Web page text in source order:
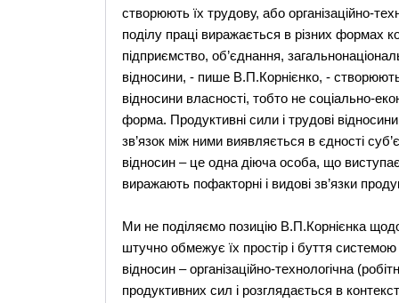
створюють їх трудову, або організаційно-
поділу праці виражається в різних формах
підприємство, об’єднання,
відносини, - пише В.П.Корнієнко, -
відносини власності, тобто не соціально-
форма. Продуктивні сили і трудові
зв’язок між ними виявляється в єдності
відносин – це одна діюча особа, що
виражають пофакторні і видові зв’язки
Ми не поділяємо позицію В.П.Корнієнка
штучно обмежує їх простір і буття
відносин – організаційно-технологічна
продуктивних сил і розглядається в